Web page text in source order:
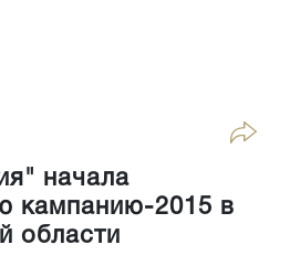
начала
кампанию-2015 в
области